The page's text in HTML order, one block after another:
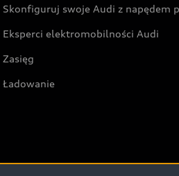
Skonfiguruj swoje Audi z napędem
Eksperci elektromobilności Audi
Zasięg
Ładowanie